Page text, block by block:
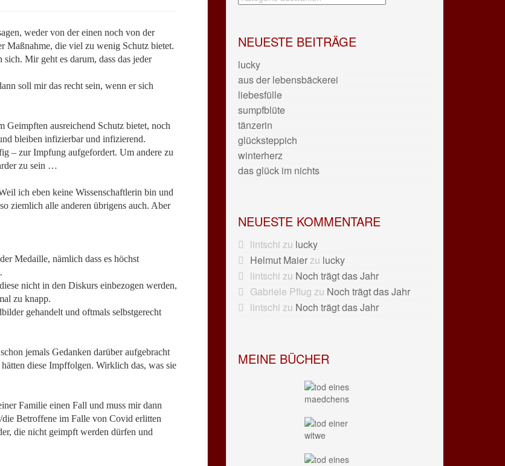
weder von der einen noch von der
Maßnahme, die viel zu wenig Schutz bietet.
Mir geht es darum, dass das jeder
soll mir das recht sein, wenn er sich
Geimpften ausreichend Schutz bietet, noch
bleiben infizierbar und infizierend.
– zur Impfung aufgefordert. Um andere zu
zu sein …
ich eben keine Wissenschaftlerin bin und
ziemlich alle anderen übrigens auch. Aber
Medaille, nämlich dass es höchst
nicht in den Diskurs einbezogen werden,
zu knapp.
gehandelt und oftmals selbstgerecht
jemals Gedanken darüber aufgebracht
diese Impffolgen. Wirklich das, was sie
Familie einen Fall und muss mir dann
die Betroffene im Falle von Covid erlitten
die nicht geimpft werden dürfen und
NEUESTE BEITRÄGE
lucky
aus der lebensbäckerei
liebesfülle
sumpfblüte
tänzerin
glücksteppich
winterherz
das glück im nichts
NEUESTE KOMMENTARE
lintschi zu lucky
Helmut Maierzu lucky
lintschi zu Noch trägt das Jahr
Gabriele Pflug zu Noch trägt das Jahr
lintschi zu Noch trägt das Jahr
MEINE BÜCHER